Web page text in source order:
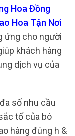
Hoa Đồng
Hoa Tận Nơi
ứng cho người
khách hàng
dịch vụ của
số nhu cầu
tố của bó
hàng đúng h &